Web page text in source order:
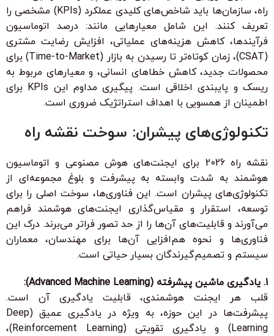
راه، سازمان‌ها باید شاخص‌های کلیدی عملکرد (KPIs)
مشخصی را
تعریف کنند. این شامل معیارهایی مانند: درصد اتوماسیون
فرآیندها، کاهش هزینه‌های عملیاتی، افزایش رضایت مشتری
(CSAT)، زمان کوتاه‌تر تا رسیدن به بازار (Time-to-Market) برای
محصولات جدید، کاهش خطاهای انسانی، و معیارهای مربوط به
ریسک و پایبندی اخلاقی است. پیگیری مداوم این KPIs برای
اطمینان از همسویی با اهداف استراتژیک ضروری است.
تکنولوژی‌های پیشران: سوخت نقشه راه
نقشه راه 2026 برای ایجنت‌های هوش مصنوعی و اتوماسیون
هوشمند به شدت وابسته به پیشرفت و بلوغ مجموعه‌ای از
تکنولوژی‌های پیشران است. این فناوری‌ها، سوخت اصلی را برای
توسعه، استقرار و مقیاس‌گذاری ایجنت‌های هوشمند فراهم
می‌آورند و قابلیت‌های آن‌ها را از حد تصور فراتر می‌برند. درک این
فناوری‌ها و نحوه هم‌افزایی آن‌ها برای مهندسان، معماران
سیستم و تصمیم‌گیرندگان بسیار حیاتی است.
1. یادگیری ماشین پیشرفته (Advanced Machine Learning):
قلب هر ایجنت هوشمندی، قابلیت یادگیریآن است.
پیشرفت‌ها در این حوزه، به ویژه در
یادگیری عمیق (Deep
Learning) و یادگیری تقویتی (Reinforcement Learning)
،